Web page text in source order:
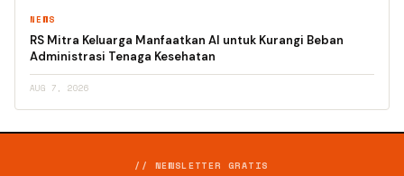
NEWS
RS Mitra Keluarga Manfaatkan AI untuk Kurangi Beban
Administrasi Tenaga Kesehatan
AUG 7, 2026
// NEWSLETTER GRATIS